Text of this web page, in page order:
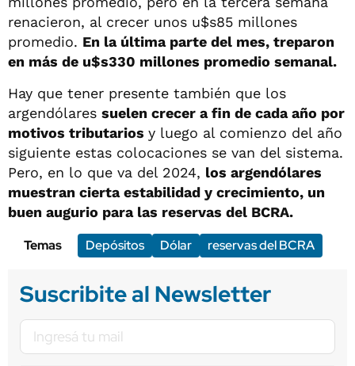
renacieron, al crecer unos u$s85 millones
promedio. En la última parte del mes, treparon
en más de u$s330 millones promedio semanal.
Hay que tener presente también que los
argendólares suelen crecer a fin de cada año por
motivos tributarios y luego al comienzo del año
siguiente estas colocaciones se van del sistema.
Pero, en lo que va del 2024, los argendólares
muestran cierta estabilidad y crecimiento, un
buen augurio para las reservas del BCRA.
Temas
Depósitos Dólar reservas del BCRA
Suscribite al Newsletter